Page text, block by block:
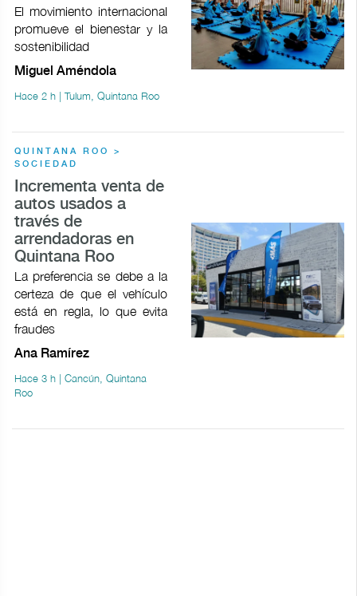
El movimiento internacional
promueve el bienestar y la
sostenibilidad
Miguel Améndola
Hace 2 h | Tulum, Quintana Roo
QUINTANA ROO >
SOCIEDAD
Incrementa venta de
autos usados a
través de
arrendadoras en
Quintana Roo
La preferencia se debe a la
certeza de que el vehículo
está en regla, lo que evita
fraudes
Ana Ramírez
Hace 3 h | Cancún, Quintana
Roo